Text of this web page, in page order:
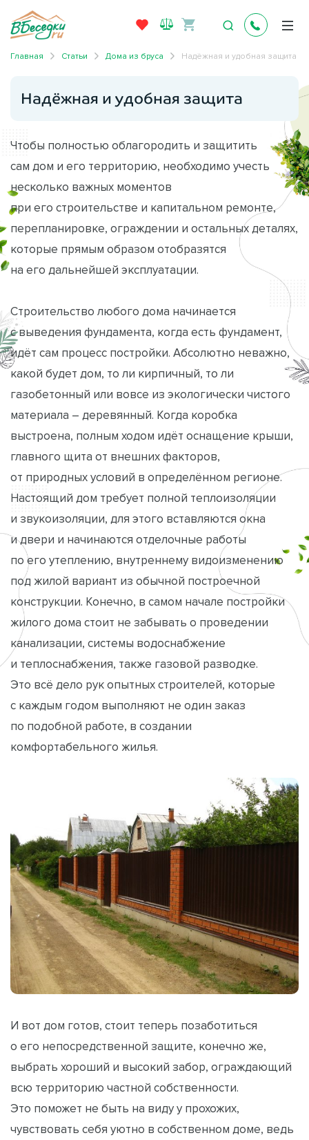
Главная Статьи Дома из бруса Надёжная и удобная защита
Надёжная и удобная защита
Чтобы полностью облагородить и защитить
сам дом и его территорию, необходимо учесть
несколько важных моментов
при его строительстве и капитальном ремонте,
перепланировке, ограждении и остальных деталях,
которые прямым образом отобразятся
на его дальнейшей эксплуатации.
Строительство любого дома начинается
с выведения фундамента, когда есть фундамент,
идёт сам процесс постройки. Абсолютно неважно,
какой будет дом, то ли кирпичный, то ли
газобетонный или вовсе из экологически чистого
материала – деревянный. Когда коробка
выстроена, полным ходом идёт оснащение крыши,
главного щита от внешних факторов,
от природных условий в определённом регионе.
Настоящий дом требует полной теплоизоляции
и звукоизоляции, для этого вставляются окна
и двери и начинаются отделочные работы
по его утеплению, внутреннему видоизменению
под жилой вариант из обычной построечной
конструкции. Конечно, в самом начале постройки
жилого дома стоит не забывать о проведении
канализации, системы водоснабжение
и теплоснабжения, также газовой разводке.
Это всё дело рук опытных строителей, которые
с каждым годом выполняют не один заказ
по подобной работе, в создании
комфортабельного жилья.
И вот дом готов, стоит теперь позаботиться
о его непосредственной защите, конечно же,
выбрать хороший и высокий забор, ограждающий
всю территорию частной собственности.
Это поможет не быть на виду у прохожих,
чувствовать себя уютно в собственном доме, ведь